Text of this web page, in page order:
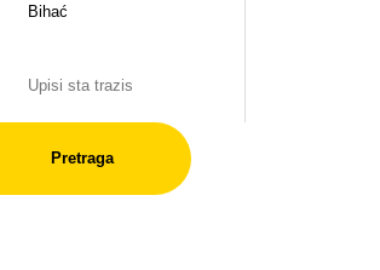
Pretraga